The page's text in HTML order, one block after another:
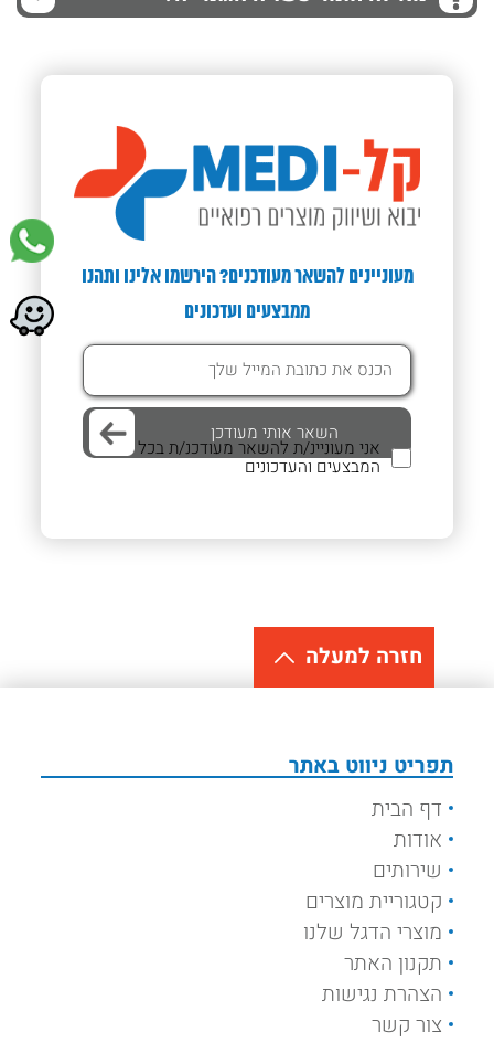
מעוניינים להשאר מעודכנים? הירשמו אלינו ותהנו
ממבצעים ועדכונים
אני מעוניינ/ת להשאר מעודכנ/ת בכל
המבצעים והעדכונים
חזרה למעלה
תפריט ניווט באתר
דף הבית
אודות
שירותים
קטגוריית מוצרים
מוצרי הדגל שלנו
תקנון האתר
הצהרת נגישות
צור קשר